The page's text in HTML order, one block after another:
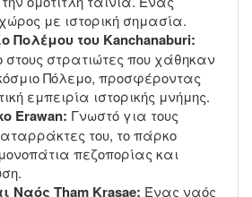
με ιστορική σημασία.
Πολέμου του Kanchanaburi:
στρατιώτες που χάθηκαν
Πόλεμο, προσφέροντας
εμπειρία ιστορικής μνήμης.
Erawan: Γνωστό για τους
του, το πάρκο
πεζοπορίας και
Ναός Tham Krasae: Ένας ναός